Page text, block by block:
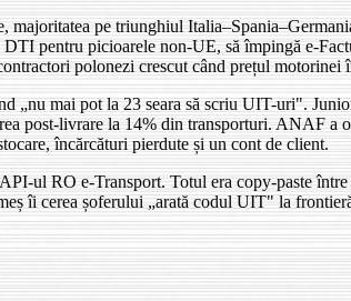
pe triunghiul
pentru picioarele non-UE, să împingă e-
polonezi crescut când prețul motorinei
„nu mai pot la 23 seara să scriu UIT-uri".
post-livrare la 14% din transporturi. ANAF a
încărcături pierdute și un cont de client.
ul RO e-Transport. Totul era copy-paste
îi cerea șoferului „arată codul UIT" la